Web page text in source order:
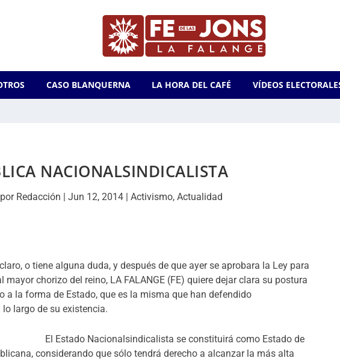
CASO BLANQUERNA LA HORA DEL CAFÉ VÍDEOS
NACIONALSINDICALISTA
Redacción |Jun 12, 2014 |Activismo,Actualidad
o tiene alguna duda, y después de que ayer se aprobara la Ley para
chorizo del reino, LA FALANGE (FE) quiere dejar clara su postura
a la forma de Estado, que es la misma que han defendido
largo de su existencia.
El Estado Nacionalsindicalista se constituirá como Estado de
considerando que sólo tendrá derecho a alcanzar la más alta